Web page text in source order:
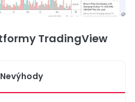
TradingView
Nevýhody